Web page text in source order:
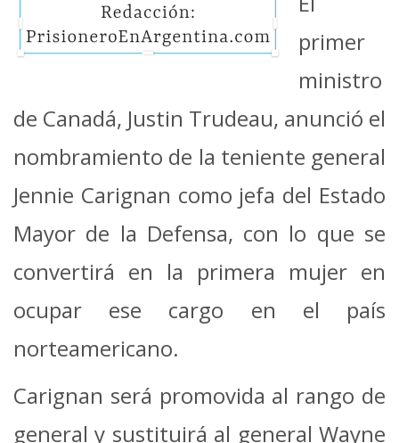
primer
ministro
de Canadá, Justin Trudeau, anunció el
nombramiento de la teniente general
Jennie Carignan como jefa del Estado
Mayor de la Defensa, con lo que se
convertirá en la primera mujer en
ocupar ese cargo en el país
norteamericano.
Carignan será promovida al rango de
general y sustituirá al general Wayne